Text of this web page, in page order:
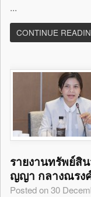
...
CONTINUE
รายงานทรัพย์สิ
ญญา กลางณรง
Posted on 30